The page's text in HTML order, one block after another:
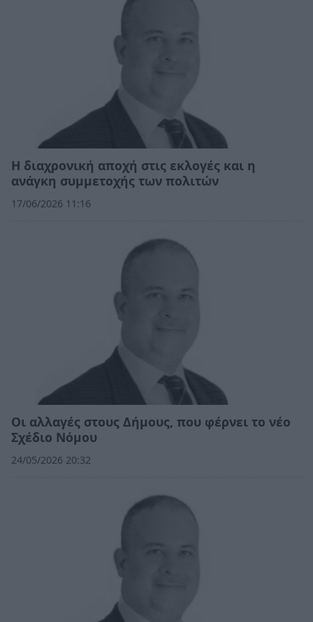
Η διαχρονική αποχή στις εκλογές και η
ανάγκη συμμετοχής των πολιτών
17/06/2026 11:16
Οι αλλαγές στους Δήμους, που φέρνει το νέο
Σχέδιο Νόμου
24/05/2026 20:32